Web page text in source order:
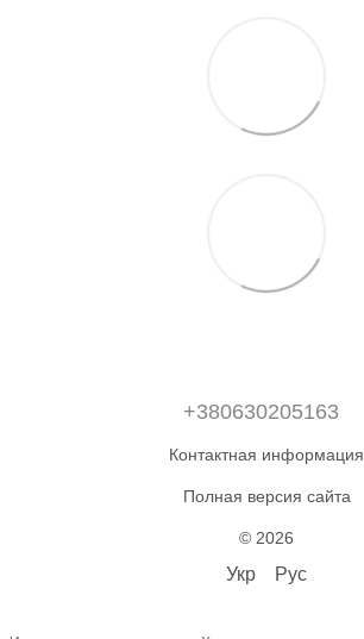
+380630205163
Контактная информация
Полная версия сайта
© 2026
Укр Рус